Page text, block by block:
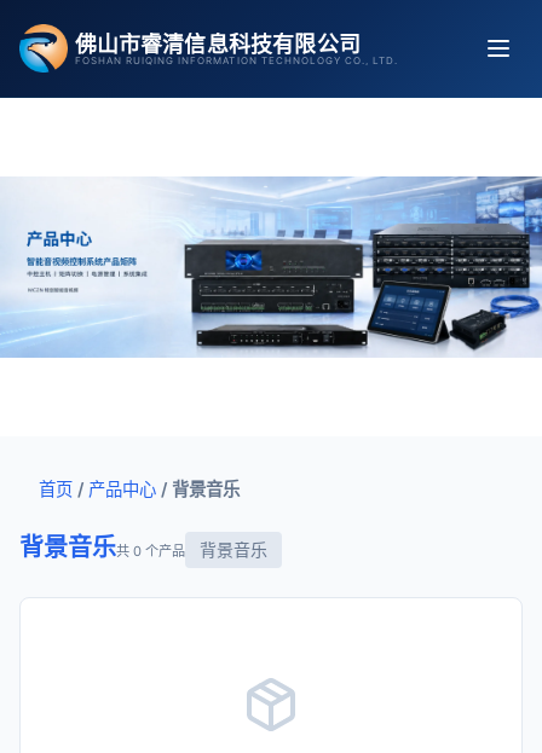
容
佛山市睿清信息科技有限公司
FOSHAN RUIQING INFORMATION TECHNOLOGY CO., LTD.
首页 / 产品中心 / 背景音乐
背景音乐共 0 个产品 背景音乐